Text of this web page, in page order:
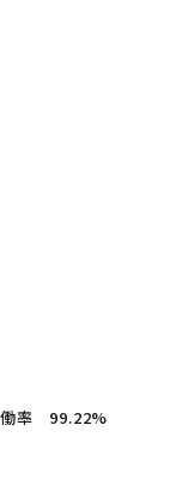
率 99.22%